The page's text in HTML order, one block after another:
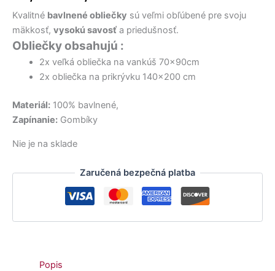
bola:
32,50 €.28,50 €.
Kvalitné bavlnené obliečky sú veľmi obľúbené pre svoju
mäkkosť, vysokú savosť a priedušnosť.
Obliečky obsahujú :
2x veľká obliečka na vankúš 70x90cm
2x obliečka na prikrývku 140×200 cm
Materiál: 100% bavlnené,
Zapínanie: Gombíky
Nie je na sklade
Zaručená bezpečná platba
Popis